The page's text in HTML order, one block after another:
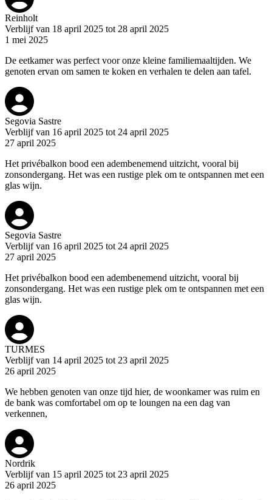
Reinholt
Verblijf van 18 april 2025 tot 28 april 2025
1 mei 2025
De eetkamer was perfect voor onze kleine familiemaaltijden. We
genoten ervan om samen te koken en verhalen te delen aan tafel.
Segovia Sastre
Verblijf van 16 april 2025 tot 24 april 2025
27 april 2025
Het privébalkon bood een adembenemend uitzicht, vooral bij
zonsondergang. Het was een rustige plek om te ontspannen met een
glas wijn.
Segovia Sastre
Verblijf van 16 april 2025 tot 24 april 2025
27 april 2025
Het privébalkon bood een adembenemend uitzicht, vooral bij
zonsondergang. Het was een rustige plek om te ontspannen met een
glas wijn.
TURMES
Verblijf van 14 april 2025 tot 23 april 2025
26 april 2025
We hebben genoten van onze tijd hier, de woonkamer was ruim en
de bank was comfortabel om op te loungen na een dag van
verkennen,
Nordrik
Verblijf van 15 april 2025 tot 23 april 2025
26 april 2025